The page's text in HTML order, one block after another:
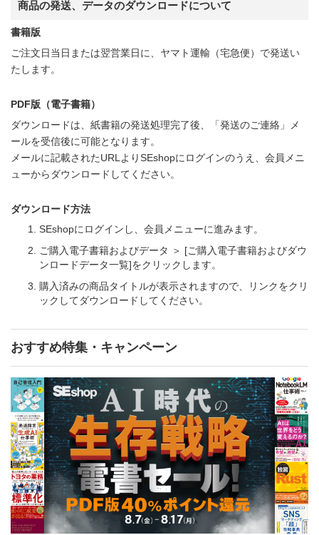
商品の発送、データのダウンロードについて
書籍版
ご注文日当日または翌営業日に、ヤマト運輸（宅急便）で発送い
たします。
PDF版（電子書籍）
ダウンロードは、紙書籍の発送処理完了後、「発送のご連絡」メ
ールを受信後に可能となります。
メールに記載されたURLよりSEshopにログインのうえ、会員メニ
ューからダウンロードしてください。
ダウンロード方法
SEshopにログインし、会員メニューに進みます。
ご購入電子書籍およびデータ ＞ [ご購入電子書籍およびダウ
ンロードデータ一覧]をクリックします。
購入済みの商品タイトルが表示されますので、リンクをクリ
ックしてダウンロードしてください。
おすすめ特集・キャンペーン